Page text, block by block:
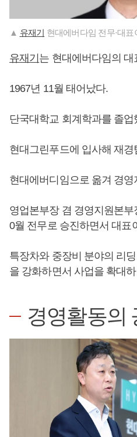
▲ 유재기 현대에버다임 전무·대표
유재기 는 현대에버다임의 대
1967년 11월 태어났다.
단국대학교 회계학과를 졸업
현대그린푸드에 입사해 재
현대에버디임으로 옮겨 경
영업본부장 겸 경영지원본
0월 전무로 승진하면서 대표
특장차와 중장비 분야의 리
을 강화하면서 사업을 확대
경영활동의